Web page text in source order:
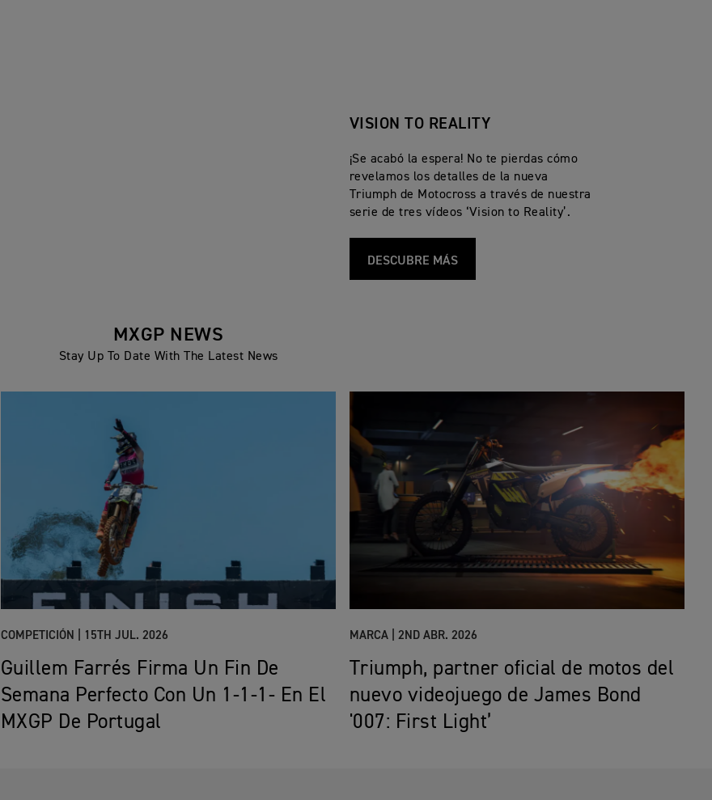
VISION TO REALITY
¡Se acabó la espera! No te pierdas cómo
revelamos los detalles de la nueva
Triumph de Motocross a través de nuestra
serie de tres vídeos ‘Vision to Reality’.
DESCUBRE MÁS
MXGP NEWS
Stay Up To Date With The Latest News
COMPETICIÓN | 15TH JUL. 2026
Guillem Farrés Firma Un Fin De
Semana Perfecto Con Un 1-1-1- En El
MXGP De Portugal
MARCA | 2ND ABR. 2026
Triumph, partner oficial de motos del
nuevo videojuego de James Bond
'007: First Light’